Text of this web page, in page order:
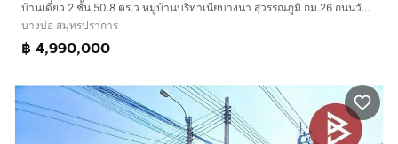
บ้านเดี่ยว 2 ชั้น 50.8 ตร.ว หมู่บ้านบริทาเนียบางนา สุวรรณภูมิ กม.26 ถนนวัดบางบ่อ (บางนา-ตราด กม26) ถนนบางบ่อ-คลองด่าน บางบ่อ สมุทรปราการ
บางบ่อ สมุทรปราการ
฿ 4,990,000